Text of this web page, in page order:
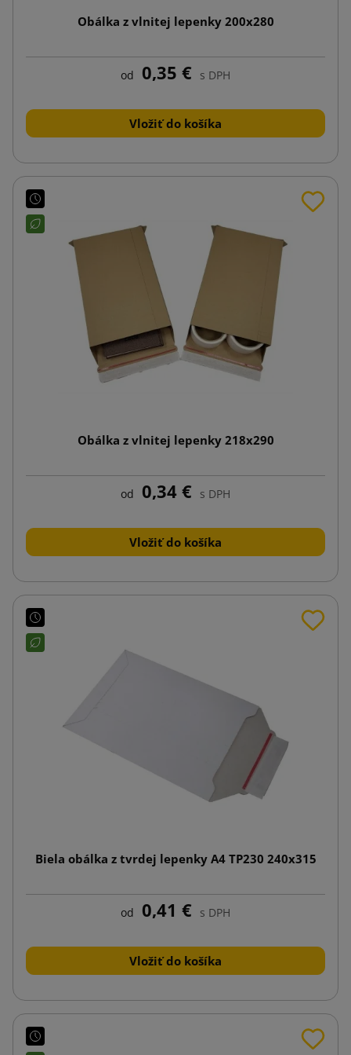
Obálka z vlnitej lepenky 200x280
od 0,35 € s DPH
Vložiť do košíka
Obálka z vlnitej lepenky 218x290
od 0,34 € s DPH
Vložiť do košíka
Biela obálka z tvrdej lepenky A4 TP230 240x315
od 0,41 € s DPH
Vložiť do košíka